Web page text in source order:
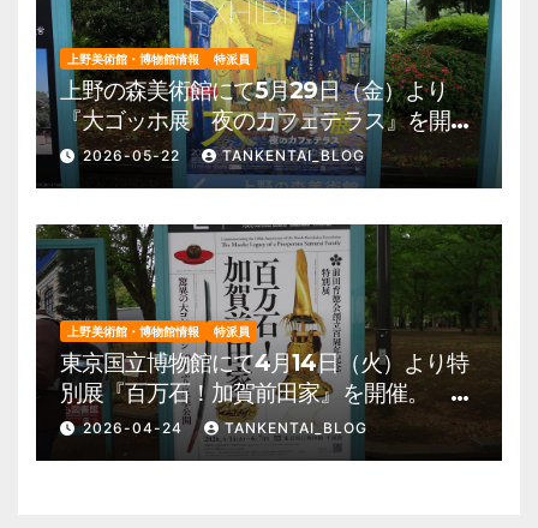
上野美術館・博物館情報 特派員
上野の森美術館にて5月29日（金）より
『大ゴッホ展 夜のカフェテラス』を開
催。 上野公園 美術館・博物館 混雑情
報他
2026-05-22 TANKENTAI_BLOG
上野美術館・博物館情報 特派員
東京国立博物館にて4月14日（火）より特
別展『百万石！加賀前田家』を開催。 上
野公園 美術館・博物館 混雑情報他
2026-04-24 TANKENTAI_BLOG